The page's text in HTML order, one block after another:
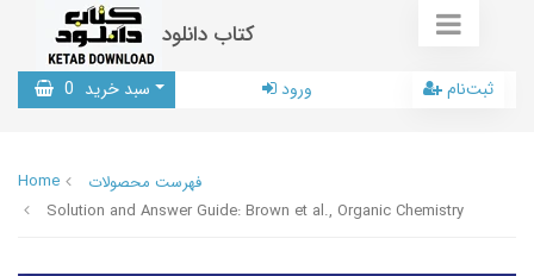
کتاب دانلود
سبد خرید 0 ورود ثبت‌نام
Home
فهرست محصولات
Solution and Answer Guide: Brown et al., Organic Chemistry